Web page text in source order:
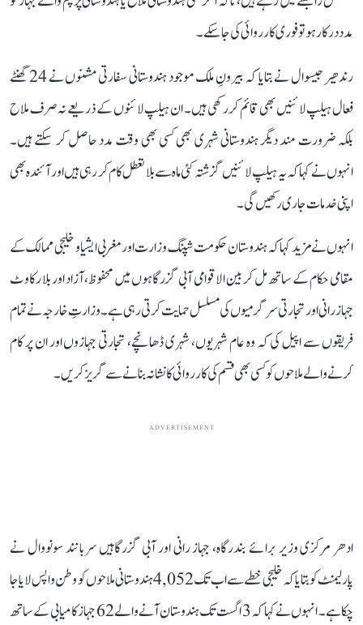
مدد درکار ہو تو فوری کارروائی کی جا سکے۔
رندھیر جیسوال نے بتایا کہ بیرونِ ملک موجود ہندوستانی سفارتی مشنوں نے 24 گھنٹے
فعال ہیلپ لائنیں بھی قائم کر رکھی ہیں۔ ان ہیلپ لائنوں کے ذریعے نہ صرف ملاح
بلکہ ضرورت مند دیگر ہندوستانی شہری بھی کسی بھی وقت مدد حاصل کر سکتے ہیں۔
انہوں نے کہا کہ یہ ہیلپ لائنیں گزشتہ کئی ماہ سے بلا تعطل کام کر رہی ہیں اور آئندہ بھی
اپنی خدمات جاری رکھیں گی۔
انہوں نے مزید کہا کہ ہندوستان حکومت شپنگ وزارت اور مغربی ایشیا و خلیجی ممالک کے
مقامی حکام کے ساتھ مل کر بین الاقوامی آبی گزرگاہوں میں محفوظ، آزاد اور بلا رکاوٹ
جہاز رانی اور تجارتی سرگرمیوں کی مسلسل حمایت کرتی رہی ہے۔ وزارتِ خارجہ نے تمام
فریقوں سے اپیل کی کہ وہ عام شہریوں، شہری ڈھانچے، تجارتی جہازوں اور ان پر کام
کرنے والے ملاحوں کو کسی بھی قسم کی کارروائی کا نشانہ بنانے سے گریز کریں۔
ADVERTISEMENT
ادھر مرکزی وزیر برائے بندرگاہ، جہاز رانی اور آبی گزرگاہیں سربانند سونووال نے
پارلیمنٹ کو بتایا کہ خلیجی خطے سے اب تک 4,052 ہندوستانی ملاحوں کو وطن واپس لایا جا
چکا ہے۔ انہوں نے کہا کہ 3 اگست تک ہندوستان آنے والے 62 جہاز کامیابی کے ساتھ